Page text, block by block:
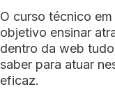
O curso técnico
objetivo ensinar
dentro da web
saber para atuar
eficaz.